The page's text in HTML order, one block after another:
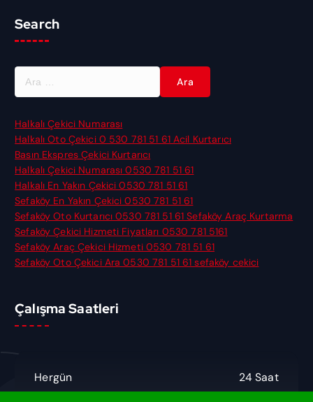
Search
A
m
a
:
Halkalı Çekici Numarası
Halkalı Oto Çekici 0 530 781 51 61 Acil Kurtarıcı
Basın Ekspres Çekici Kurtarıcı
Halkalı Çekici Numarası 0530 781 51 61
Halkalı En Yakın Çekici 0530 781 51 61
Sefaköy En Yakın Çekici 0530 781 51 61
Sefaköy Oto Kurtarıcı 0530 781 51 61 Sefaköy Araç Kurtarma
Sefaköy Çekici Hizmeti Fiyatları 0530 781 5161
Sefaköy Araç Çekici Hizmeti 0530 781 51 61
Sefaköy Oto Çekici Ara 0530 781 51 61 sefaköy cekici
Çalışma Saatleri
Hergün 24 Saat